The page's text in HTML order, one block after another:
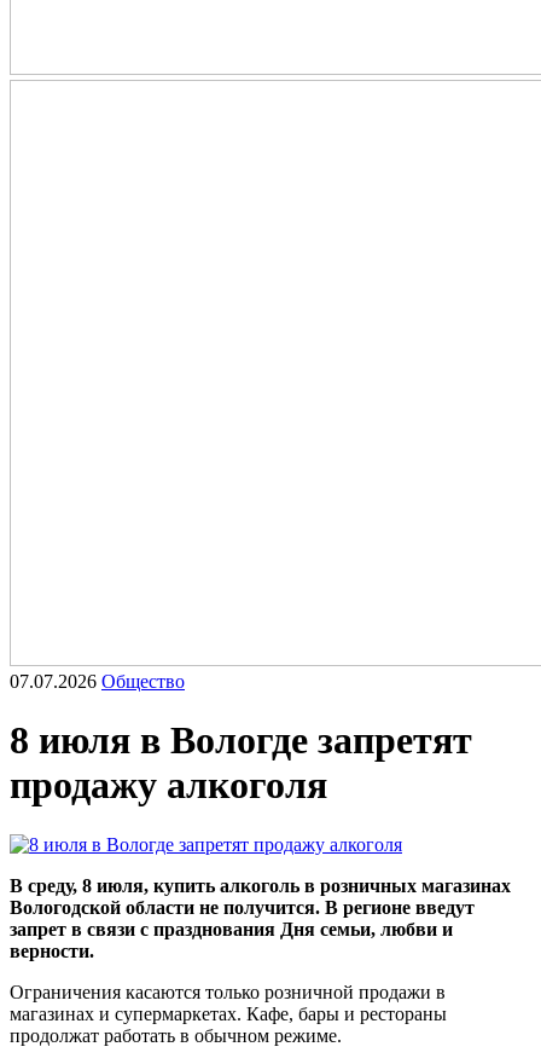
07.07.2026 Общество
8 июля в Вологде запретят
продажу алкоголя
В среду, 8 июля, купить алкоголь в розничных магазинах
Вологодской области не получится. В регионе введут
запрет в связи с празднования Дня семьи, любви и
верности.
Ограничения касаются только розничной продажи в
магазинах и супермаркетах. Кафе, бары и рестораны
продолжат работать в обычном режиме.